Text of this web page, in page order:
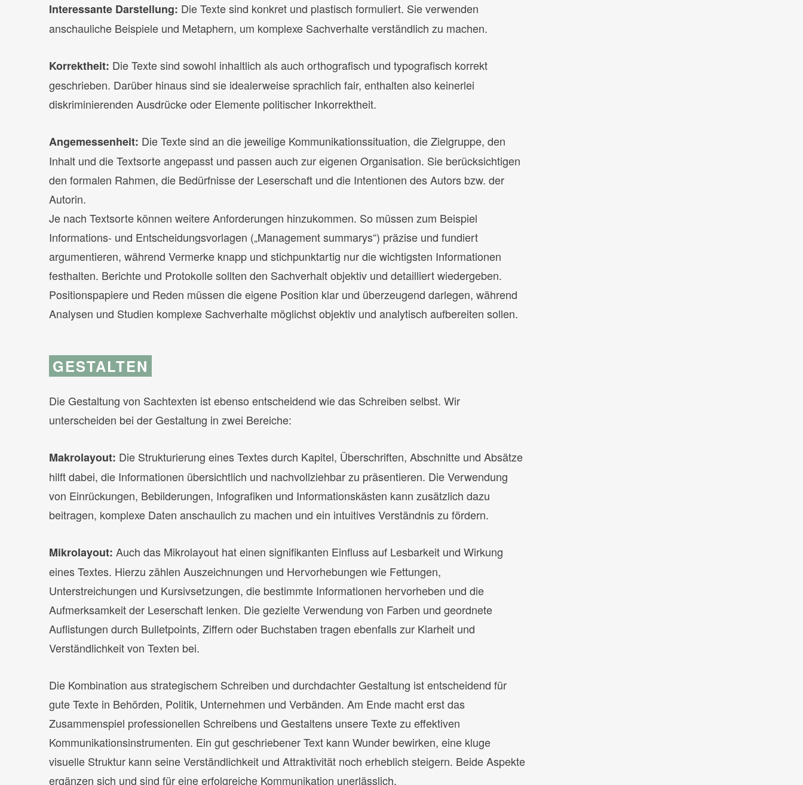
Interessante Darstellung: Die Texte sind konkret und plastisch formuliert. Sie verwenden
anschauliche Beispiele und Metaphern, um komplexe Sachverhalte verständlich zu machen.
Korrektheit: Die Texte sind sowohl inhaltlich als auch orthografisch und typografisch korrekt
geschrieben. Darüber hinaus sind sie idealerweise sprachlich fair, enthalten also keinerlei
diskriminierenden Ausdrücke oder Elemente politischer Inkorrektheit.
Angemessenheit: Die Texte sind an die jeweilige Kommunikationssituation, die Zielgruppe, den
Inhalt und die Textsorte angepasst und passen auch zur eigenen Organisation. Sie berücksichtigen
den formalen Rahmen, die Bedürfnisse der Leserschaft und die Intentionen des Autors bzw. der
Autorin.
Je nach Textsorte können weitere Anforderungen hinzukommen. So müssen zum Beispiel
Informations- und Entscheidungsvorlagen („Management summarys“) präzise und fundiert
argumentieren, während Vermerke knapp und stichpunktartig nur die wichtigsten Informationen
festhalten. Berichte und Protokolle sollten den Sachverhalt objektiv und detailliert wiedergeben.
Positionspapiere und Reden müssen die eigene Position klar und überzeugend darlegen, während
Analysen und Studien komplexe Sachverhalte möglichst objektiv und analytisch aufbereiten sollen.
GESTALTEN
Die Gestaltung von Sachtexten ist ebenso entscheidend wie das Schreiben selbst. Wir
unterscheiden bei der Gestaltung in zwei Bereiche:
Makrolayout: Die Strukturierung eines Textes durch Kapitel, Überschriften, Abschnitte und Absätze
hilft dabei, die Informationen übersichtlich und nachvollziehbar zu präsentieren. Die Verwendung
von Einrückungen, Bebilderungen, Infografiken und Informationskästen kann zusätzlich dazu
beitragen, komplexe Daten anschaulich zu machen und ein intuitives Verständnis zu fördern.
Mikrolayout: Auch das Mikrolayout hat einen signifikanten Einfluss auf Lesbarkeit und Wirkung
eines Textes. Hierzu zählen Auszeichnungen und Hervorhebungen wie Fettungen,
Unterstreichungen und Kursivsetzungen, die bestimmte Informationen hervorheben und die
Aufmerksamkeit der Leserschaft lenken. Die gezielte Verwendung von Farben und geordnete
Auflistungen durch Bulletpoints, Ziffern oder Buchstaben tragen ebenfalls zur Klarheit und
Verständlichkeit von Texten bei.
Die Kombination aus strategischem Schreiben und durchdachter Gestaltung ist entscheidend für
gute Texte in Behörden, Politik, Unternehmen und Verbänden. Am Ende macht erst das
Zusammenspiel professionellen Schreibens und Gestaltens unsere Texte zu effektiven
Kommunikationsinstrumenten. Ein gut geschriebener Text kann Wunder bewirken, eine kluge
visuelle Struktur kann seine Verständlichkeit und Attraktivität noch erheblich steigern. Beide Aspekte
ergänzen sich und sind für eine erfolgreiche Kommunikation unerlässlich.